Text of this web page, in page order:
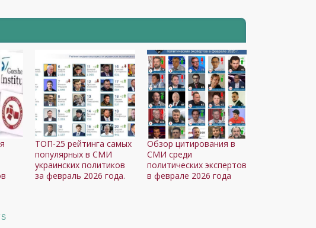
ТОП-25 рейтинга самых
популярных в СМИ
украинских политиков
за февраль 2026 года.
Обзор цитирования в
СМИ среди
политических экспертов
в феврале 2026 года